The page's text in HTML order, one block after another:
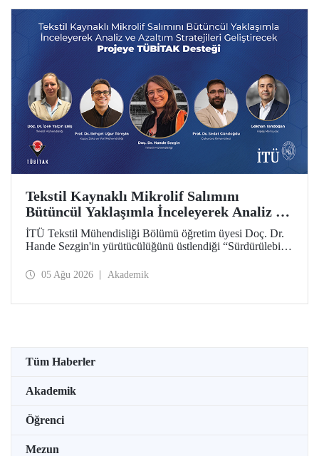
Tekstil Kaynaklı Mikrolif Salımını
Bütüncül Yaklaşımla İnceleyerek Analiz ve
Azaltım Stratejileri Geliştirecek Projeye
TÜBİTAK Desteği
İTÜ Tekstil Mühendisliği Bölümü öğretim üyesi Doç. Dr.
Hande Sezgin'in yürütücülüğünü üstlendiği “Sürdürülebilir
Koşullarına Bağlı Mikrolif Salımı: Aşınma, UV Maruziyeti
05 Ağu 2026 Akademik
Tüm Haberler
Akademik
Öğrenci
Mezun